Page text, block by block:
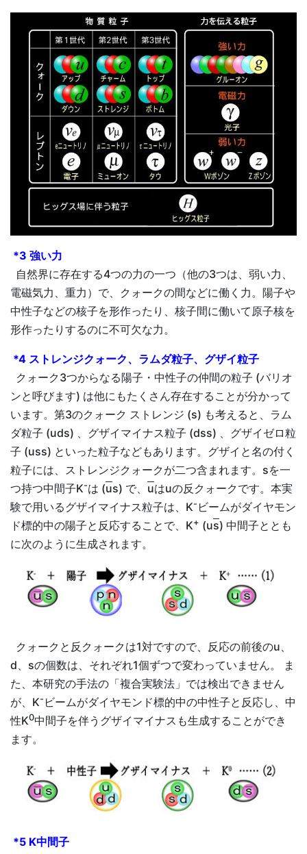
*3 強い力
自然界に存在する4つの力の一つ（他の3つは、弱い力、
電磁気力、重力）で、クォークの間などに働く力。陽子や
中性子などの核子を形作ったり、核子間に働いて原子核を
形作ったりするのに不可欠な力。
*4 ストレンジクォーク、ラムダ粒子、グザイ粒子
クォーク3つからなる陽子・中性子の仲間の粒子 (バリオ
ンと呼びます) は他にもたくさん存在することが分かって
います。第3のクォーク ストレンジ (s) も考えると、ラム
ダ粒子 (uds) 、グザイマイナス粒子 (dss) 、グザイゼロ粒
子 (uss) といった粒子などもあります。グザイと名の付く
粒子には、ストレンジクォークが二つ含まれます。sを一
つ持つ中間子K-は (us) で、 uはuの反クォークです。本実
験で用いるグザイマイナス粒子は、K- ビームがダイヤモン
ド標的中の陽子と反応することで、K+ (us) 中間子ととも
に次のように生成されます。
クォークと反クォークは1対ですので、反応の前後のu、
d、sの個数は、それぞれ1個ずつで変わっていません。 ま
た、本研究の手法の「複合実験法」では検出できません
が、K- ビームがダイヤモンド標的中の中性子と反応し、中
性K0中間子を伴うグザイマイナスも生成することができ
ます。
*5 K中間子